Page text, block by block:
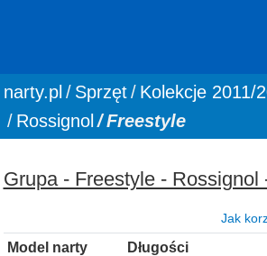
You are here:
narty.pl Sprzęt Kolekcje 2011/
Rossignol
Freestyle
Grupa - Freestyle - Rossignol
Jak
Model narty Długości